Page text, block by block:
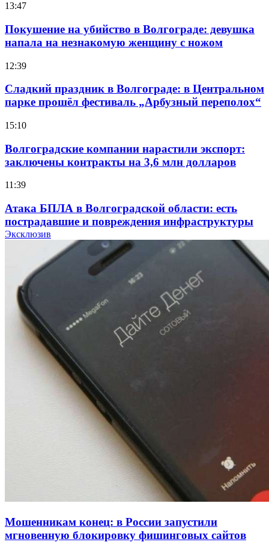
13:47
Покушение на убийство в Волгограде: девушка
напала на незнакомую женщину с ножом
12:39
Сладкий праздник в Волгограде: в Центральном
парке прошёл фестиваль „Арбузный переполох“
15:10
Волгоградские компании нарастили экспорт:
заключены контракты на 3,6 млн долларов
11:39
Атака БПЛА в Волгоградской области: есть
пострадавшие и повреждения инфраструктуры
Волгоградские вузы в топе зарплатного
рейтинга: ВолгГТУ и ВолгГМУ вошли в топ‑15
для химической отрасли и фармацевтики
18:39
В Красноармейском районе Волгограда стартует
конкурс на ремонт моста через Волго‑Донской
судоходный канал
Фестиваль #ТриЧетыре в Волгограде пройдёт
11–13 сентября в рамках Года единства народов
Эксклюзив
Мошенникам конец: в России запустили
мгновенную блокировку фишинговых сайтов